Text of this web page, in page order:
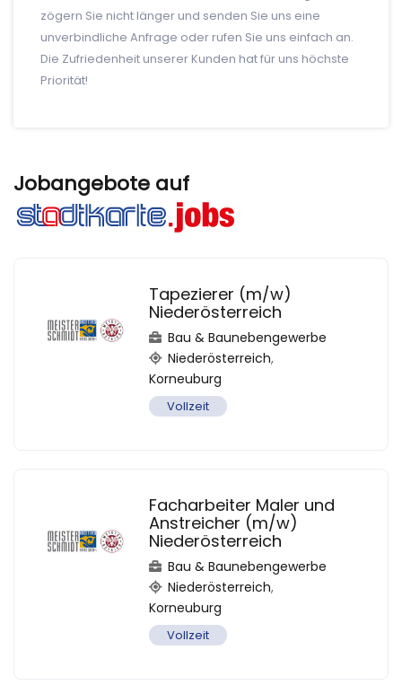
zögern Sie nicht länger und senden Sie uns eine
unverbindliche Anfrage oder rufen Sie uns einfach an.
Die Zufriedenheit unserer Kunden hat für uns höchste
Priorität!
Jobangebote auf
Tapezierer (m/w)
Niederösterreich
Bau & Baunebengewerbe
Niederösterreich,
Korneuburg
Vollzeit
Facharbeiter Maler und
Anstreicher (m/w)
Niederösterreich
Bau & Baunebengewerbe
Niederösterreich,
Korneuburg
Vollzeit